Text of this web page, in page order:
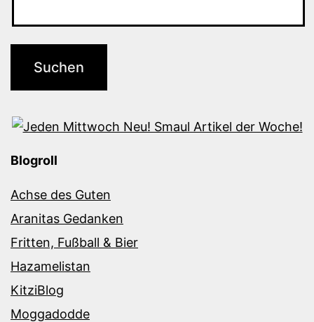
Blogroll
Achse des Guten
Aranitas Gedanken
Fritten, Fußball & Bier
Hazamelistan
KitziBlog
Moggadodde